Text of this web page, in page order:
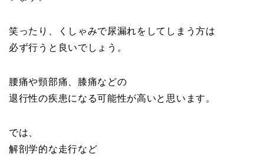
笑ったり、くしゃみで尿漏れをしてしまう方は
必ず行うと良いでしょう。
腰痛や頸部痛、膝痛などの
退行性の疾患になる可能性が高いと思います。
では、
解剖学的な走行など